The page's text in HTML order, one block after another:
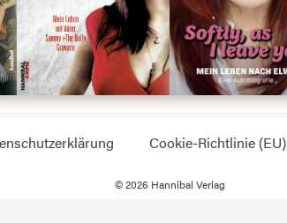
Cookie-Richtlinie (EU)
©2026 Hannibal Verlag